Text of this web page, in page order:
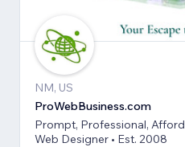
NM, US
ProWebBusiness.com
Prompt, Professional,
Web Designer • Est. 2008